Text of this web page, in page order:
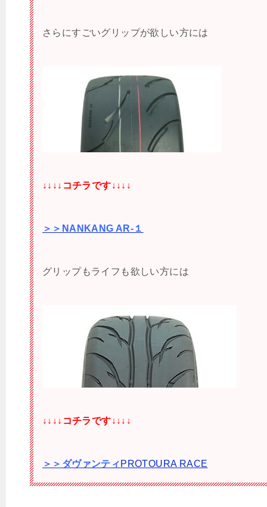
さらにすごいグリップが欲しい方には
↓↓↓↓コチラです↓↓↓↓
＞＞NANKANG AR-１
グリップもライフも欲しい方には
↓↓↓↓コチラです↓↓↓↓
＞＞ダヴァンティ PROTOURA RACE